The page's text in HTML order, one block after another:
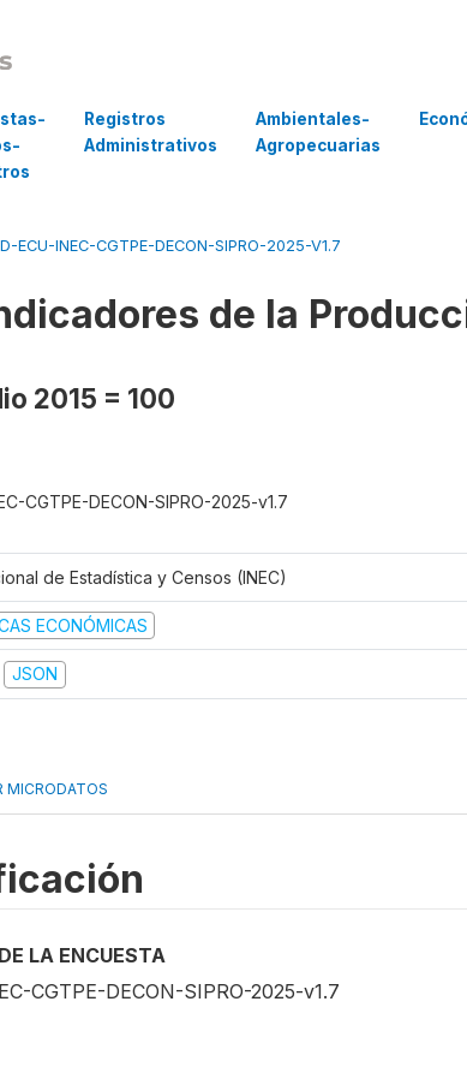
Registros
Administrativos
Ambientales-
Agropecuarias
ECU-INEC-CGTPE-DECON-SIPRO-2025-V1.7
de la
2015 = 100
CGTPE-DECON-SIPRO-2025-v1.7
de Estadística y Censos (INEC)
ECONÓMICAS
JSON
MICRODATOS
LA ENCUESTA
CGTPE-DECON-SIPRO-2025-v1.7